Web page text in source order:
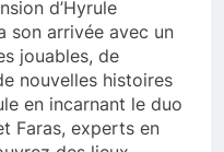
d’Hyrule
son arrivée avec un
jouables, de
nouvelles histoires
en incarnant le duo
Faras, experts en